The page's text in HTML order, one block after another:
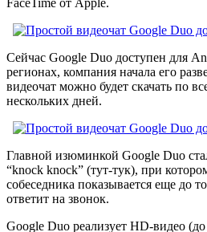
Сейчас Google Duo доступен для
регионах, компания начала его
видеочат можно будет скачать по
нескольких дней.
Главной изюминкой Google Duo
“knock knock” (тут-тук), при
собеседника показывается еще до
ответит на звонок.
Google Duo реализует HD-видео